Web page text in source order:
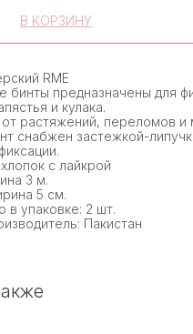
В КОРЗИНУ
RME
бинты предназначены для
и кулака.
растяжений, переломов и
снабжен застежкой-
с лайкрой
3 м.
5 см.
в упаковке: 2 шт.
Пакистан